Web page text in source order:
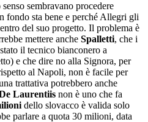
sembravano procedere
fondo sta bene e perché Allegri gli
del suo progetto. Il problema è
mettere anche Spalletti, che i
il tecnico bianconero a
e che dire no alla Signora, per
al Napoli, non è facile per
trattativa potrebbero anche
Laurentiis non è uno che fa
dello slovacco è valida solo
parlare a quota 30 milioni, data